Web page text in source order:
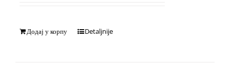
Додај у корпу Detaljnije